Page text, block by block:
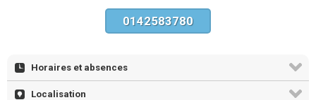
0142583780
Horaires et absences
Localisation